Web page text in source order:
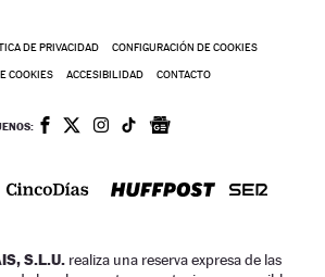
DE PRIVACIDAD CONFIGURACIÓN DE COOKIES
COOKIES ACCESIBILIDAD CONTACTO
S.L.U. realiza una reserva expresa de las